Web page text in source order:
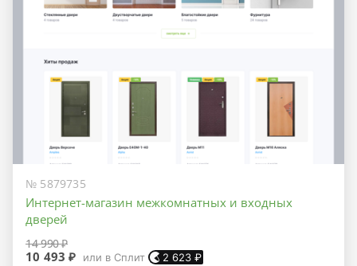
№ 5879735
Интернет-магазин межкомнатных и входных
дверей
14 990 ₽
10 493 ₽ или в Сплит 2 623₽